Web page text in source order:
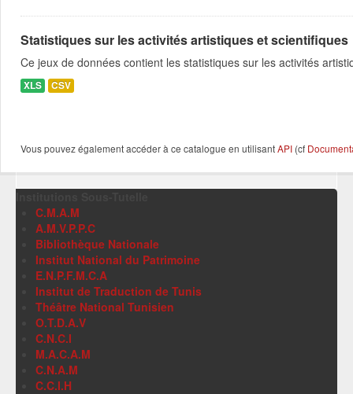
Statistiques sur les activités artistiques et scientifiques
Ce jeux de données contient les statistiques sur les activités
XLS CSV
Vous pouvez également accéder à ce catalogue en utilisantAPI (cf
C.M.A.M
A.M.V.P.P.C
Bibliothèque Nationale
Institut National du Patrimoine
E.N.P.F.M.C.A
Institut de Traduction de Tunis
Théâtre National Tunisien
O.T.D.A.V
C.N.C.I
M.A.C.A.M
C.N.A.M
C.C.I.H